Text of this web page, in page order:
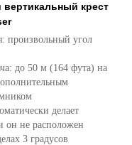
вертикальный крест
произвольный угол
до 50 м (164 фута) на
делает
он не расположен
3 градусов